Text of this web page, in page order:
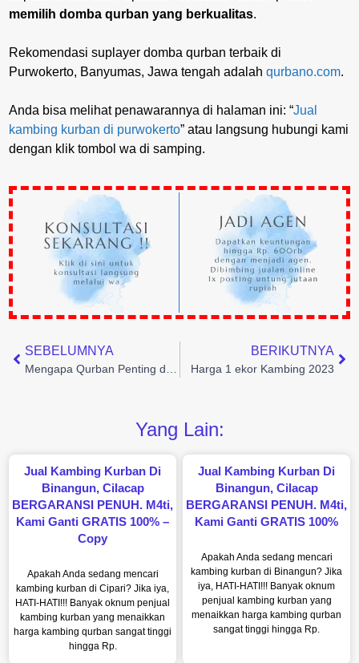
memilih domba qurban yang berkualitas.
Rekomendasi suplayer domba qurban terbaik di
Purwokerto, Banyumas, Jawa tengah adalah qurbano.com.
Anda bisa melihat penawarannya di halaman ini: “Jual
kambing kurban di purwokerto” atau langsung hubungi kami
dengan klik tombol wa di samping.
SEBELUMNYA BERIKUTNYA
Harga 1 ekor Kambing 2023
Yang Lain:
Jual Kambing Kurban Di
Binangun, Cilacap
BERGARANSI PENUH. M4ti,
Kami Ganti GRATIS 100% –
Copy
Apakah Anda sedang mencari
kambing kurban di Cipari? Jika iya,
HATI-HATI!!! Banyak oknum penjual
kambing kurban yang menaikkan
harga kambing qurban sangat tinggi
hingga Rp.
Jual Kambing Kurban Di
Binangun, Cilacap
BERGARANSI PENUH. M4ti,
Kami Ganti GRATIS 100%
Apakah Anda sedang mencari
kambing kurban di Binangun? Jika
iya, HATI-HATI!!! Banyak oknum
penjual kambing kurban yang
menaikkan harga kambing qurban
sangat tinggi hingga Rp.